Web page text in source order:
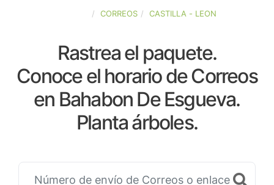
CORREOS CASTILLA - LEON
Rastrea el paquete.
Conoce el horario de Correos
en Bahabon De Esgueva.
Planta árboles.